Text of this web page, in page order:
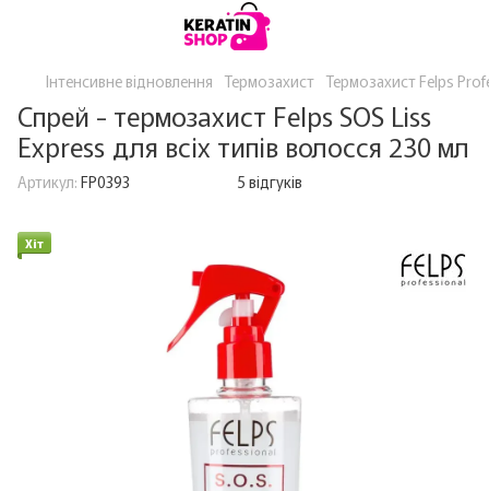
Інтенсивне відновлення Термозахист Термозахист Felps
Спрей - термозахист Felps SOS Liss
Express для всіх типів волосся 230 мл
Артикул: FP0393 5 відгуків
Хіт